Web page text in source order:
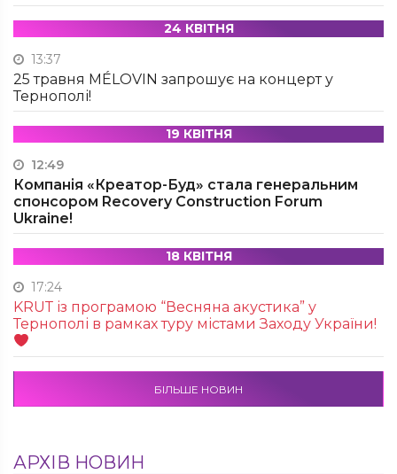
24 КВІТНЯ
13:37
25 травня MÉLOVIN запрошує на концерт у
Тернополі!
19 КВІТНЯ
12:49
Компанія «Креатор-Буд» стала генеральним
спонсором Recovery Construction Forum
Ukraine!
18 КВІТНЯ
17:24
KRUТ із програмою “Весняна акустика” у
Тернополі в рамках туру містами Заходу України!
БІЛЬШЕ НОВИН
АРХІВ НОВИН